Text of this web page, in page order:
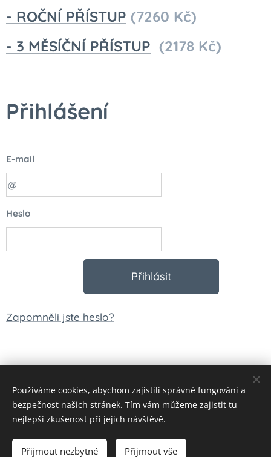
- ROČNÍ PŘÍSTUP (7260 Kč)
- 3 MĚSÍČNÍ PŘÍSTUP (2178 Kč)
Přihlášení
E-mail
Heslo
Přihlásit
Zapomněli jste heslo?
© 2023 Všechna práva vyhrazena
Cookies
CZK Kč
EUR €
Používáme cookies, abychom zajistili správné fungování a
bezpečnost našich stránek. Tím vám můžeme zajistit tu
nejlepší zkušenost při jejich návštěvě.
Přijmout nezbytné Přijmout vše